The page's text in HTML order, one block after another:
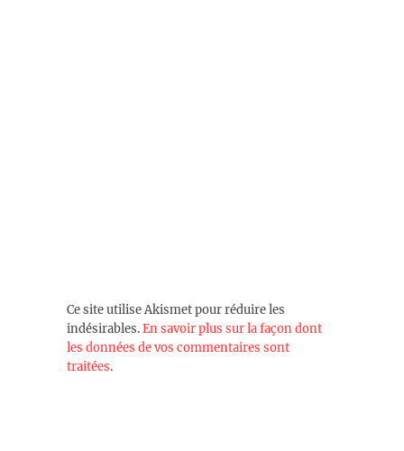
Ce site utilise Akismet pour réduire les
indésirables.En savoir plus sur la façon dont
les données de vos commentaires sont
traitées.